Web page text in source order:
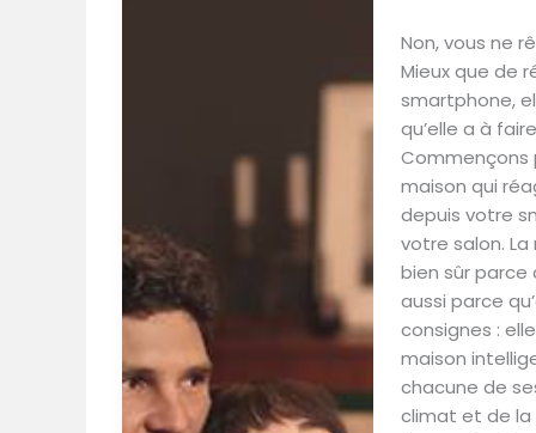
Non, vous ne
Mieux que de
smartphone,
qu’elle a à
Commençons
maison qui
depuis votre
votre salon.
bien sûr parce
aussi parce
consignes :
maison
chacune de
climat et de la